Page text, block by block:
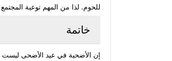
للحوم. لذا من المهم توعية
خاتمة
إن الأضحية في عيد الأضحى ليست